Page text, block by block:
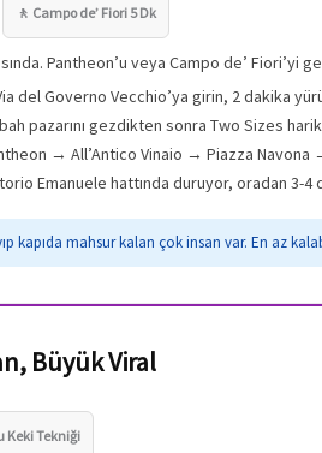
🚶 Campo de’ Fiori 5 Dk
Pantheon’u veya Campo de’ Fiori’yi
del Governo Vecchio’ya girin, 2 dakika
pazarını gezdikten sonra Two Sizes
→ All’Antico Vinaio → Piazza Navona
Emanuele hattında duruyor, oradan 3-4
kapıda mahsur kalan çok insan var. En az
Büyük Viral
Keki Tekniği